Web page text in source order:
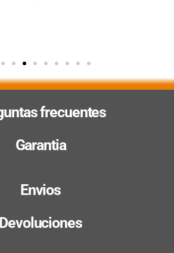
frecuentes
Garantia
Envios
Devoluciones